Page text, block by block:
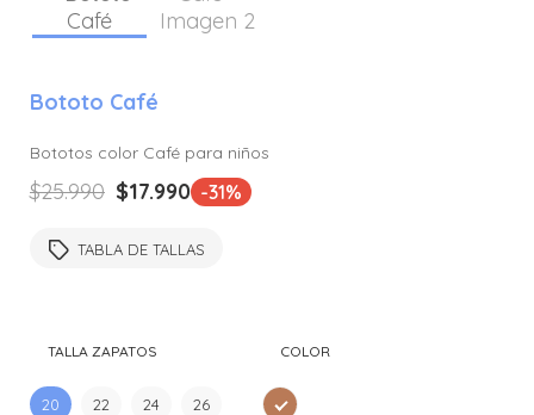
Bototo Café
Bototos color Café para niños
$25.990 El
original
$17.990El
actual
-31%
TABLA DE TALLAS
TALLA ZAPATOS
20 22 24 26
COLOR